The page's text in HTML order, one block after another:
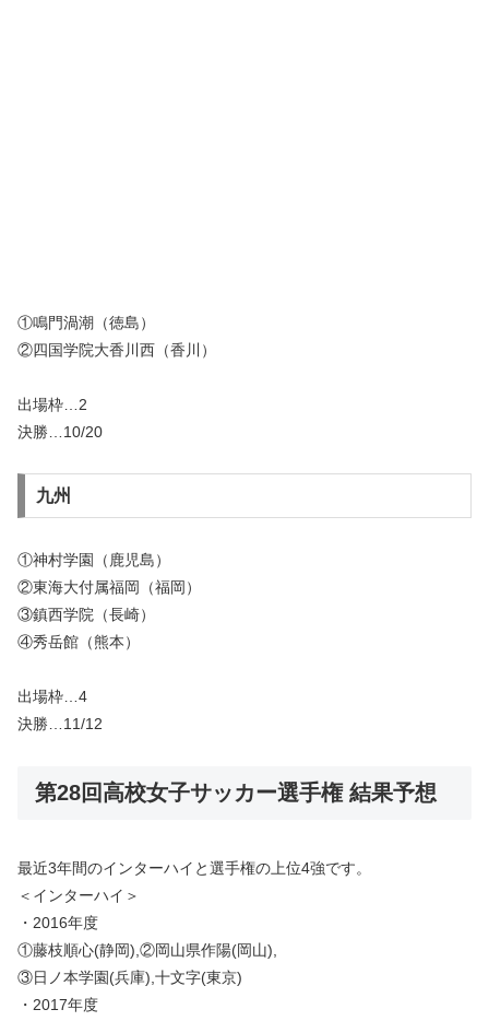
①鳴門渦潮（徳島）
②四国学院大香川西（香川）
出場枠…2
決勝…10/20
九州
①神村学園（鹿児島）
②東海大付属福岡（福岡）
③鎮西学院（長崎）
④秀岳館（熊本）
出場枠…4
決勝…11/12
第28回高校女子サッカー選手権 結果予想
最近3年間のインターハイと選手権の上位4強です。
＜インターハイ＞
・2016年度
①藤枝順心(静岡),②岡山県作陽(岡山),
③日ノ本学園(兵庫),十文字(東京)
・2017年度